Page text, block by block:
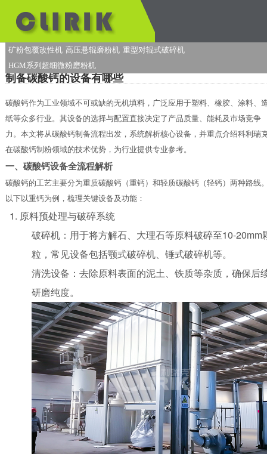
矿粉包覆改性机 高压悬辊磨粉机 重型对辊式破碎机
HGM系列超细微粉磨粉机
制备碳酸钙的设备有哪些
碳酸钙作为工业领域不可或缺的无机填料，广泛应用于塑料、橡胶、涂料、
纸等众多行业。其设备的选择与配置直接决定了产品质量、能耗及市场竞争
力。本文将从碳酸钙制备流程出发，系统解析核心设备，并重点介绍科利瑞
在碳酸钙制粉领域的技术优势，为行业提供专业参考。
一、碳酸钙设备全流程解析
碳酸钙的工艺主要分为重质碳酸钙（重钙）和轻质碳酸钙（轻钙）两种路线
以下以重钙为例，梳理关键设备及功能：
原料预处理与破碎系统
破碎机：用于将方解石、大理石等原料破碎至10-20mm
粒，常见设备包括颚式破碎机、锤式破碎机等。
清洗设备：去除原料表面的泥土、铁质等杂质，确保后
研磨纯度。